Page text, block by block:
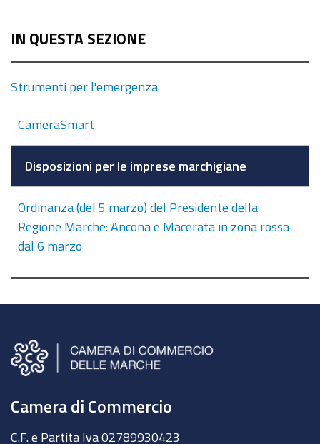
IN QUESTA SEZIONE
Strumenti per l'emergenza
CameraSmart
Disposizioni per le imprese marchigiane
Ordinanza (del 5 marzo) del Presidente della
Regione Marche: Ancona e Macerata in zona rossa
dal 6 marzo
Camera di Commercio
C.F. e Partita Iva 02789930423